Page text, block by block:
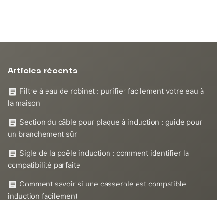
Articles récents
Filtre à eau de robinet : purifier facilement votre eau à
la maison
Section du câble pour plaque à induction : guide pour
un branchement sûr
Sigle de la poêle induction : comment identifier la
compatibilité parfaite
Comment savoir si une casserole est compatible
induction facilement